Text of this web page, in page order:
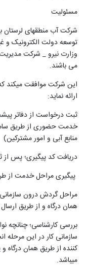
مسئولیت
شرکت آب منطقه­ای لرستان
توسعه دولت الکترونیک و
وزارت نیرو _ شرکت
می باشند.
این شرکت موافقت می­کند
ارائه نماید:
ثبت درخواست از دفاتر
خدمت حضوری از طریق
منابع آبی و امور مشترکین)
دریافت کد پیگیری؛ پس
پیگیری مراحل خدمت از
مراحل گردش درون سازمانی
همان درگاه و از طریق
بررسی کارشناسی؛
سازمانی کار در این مرحله
کننده از طریق همان
می­باشد.